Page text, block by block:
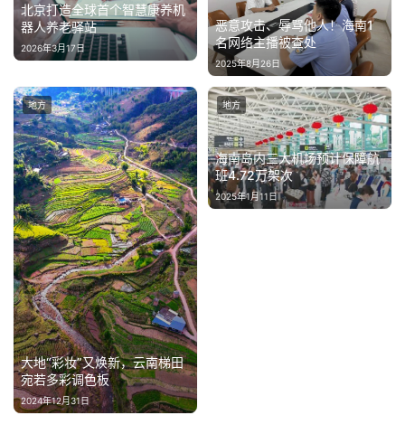
北京打造全球首个智慧康养机
器人养老驿站
2026年3月17日
恶意攻击、辱骂他人！海南1
名网络主播被查处
2025年8月26日
大地“彩妆”又焕新，云南梯田
宛若多彩调色板
2024年12月31日
地方
海南岛内三大机场预计保障航
班4.72万架次
2025年1月11日
地方